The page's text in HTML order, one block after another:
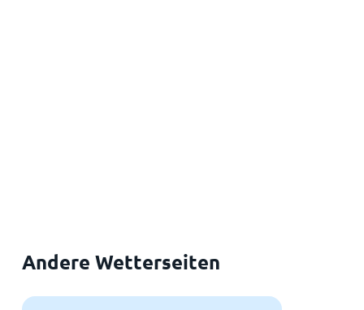
Andere Wetterseiten